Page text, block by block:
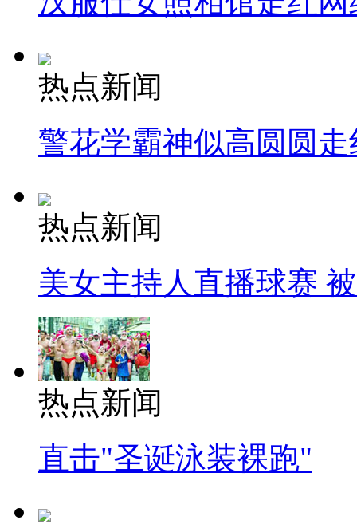
热点新闻
警花学霸神似高圆圆走
热点新闻
美女主持人直播球赛
热点新闻
直击"圣诞泳装裸跑"